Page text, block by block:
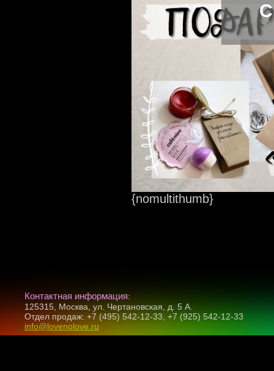
{nomultithumb}
Контактная информация:
125315, Москва, ул. Чертановская, д. 5 А.
Отдел продаж: +7 (495) 542-12-33, +7 (925) 542-12-33
info@lovenolove.ru